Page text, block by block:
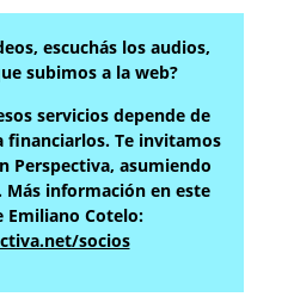
escuchás los audios,
subimos a la web?
servicios depende de
financiarlos. Te invitamos
Perspectiva, asumiendo
Más información en este
Emiliano Cotelo:
socios